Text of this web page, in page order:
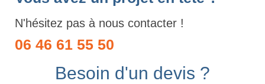
N'hésitez pas à nous contacter !
06 46 61 55 50
Besoin d'un devis ?